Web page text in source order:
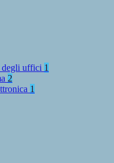
uffici 1
2
1